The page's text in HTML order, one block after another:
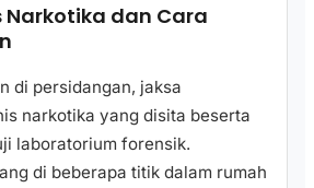
Narkotika dan Cara
di persidangan, jaksa
narkotika yang disita beserta
laboratorium forensik.
di beberapa titik dalam rumah